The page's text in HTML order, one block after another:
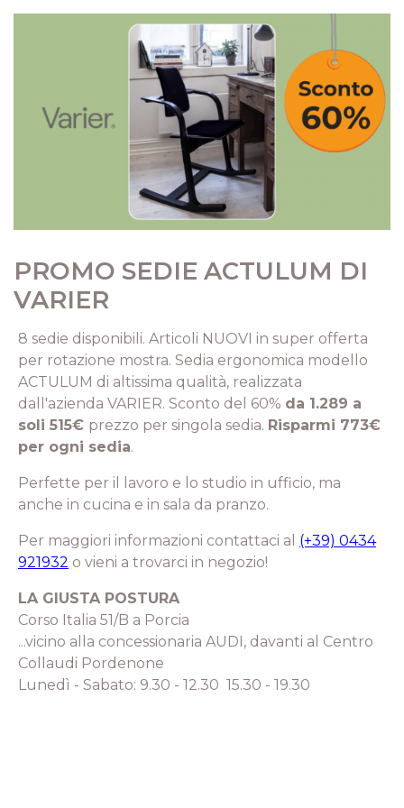
PROMO SEDIE ACTULUM DI
VARIER
8 sedie disponibili. Articoli NUOVI in super offerta
per rotazione mostra. Sedia ergonomica modello
ACTULUM di altissima qualità, realizzata
dall'azienda VARIER. Sconto del 60% da 1.289 a
soli 515€ prezzo per singola sedia. Risparmi 773€
per ogni sedia.
Perfette per il lavoro e lo studio in ufficio, ma
anche in cucina e in sala da pranzo.
Per maggiori informazioni contattaci al (+39) 0434
921932 o vieni a trovarci in negozio!
LA GIUSTA POSTURA
Corso Italia 51/B a Porcia
...vicino alla concessionaria AUDI, davanti al Centro
Collaudi Pordenone
Lunedì - Sabato: 9.30 - 12.30 15.30 - 19.30